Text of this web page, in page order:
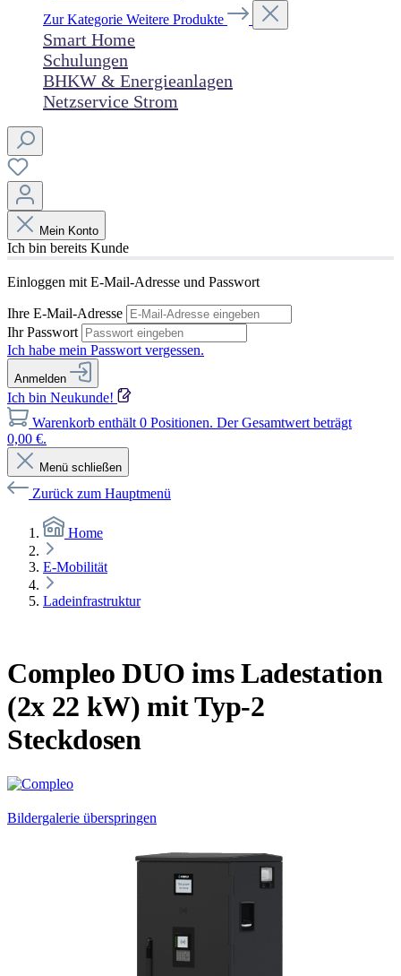
Zur Kategorie Weitere Produkte
Smart Home
Schulungen
BHKW & Energieanlagen
Netzservice Strom
Mein Konto
Ich bin bereits Kunde
Einloggen mit E-Mail-Adresse und Passwort
Ihre E-Mail-Adresse
Ihr Passwort
Ich habe mein Passwort vergessen.
Anmelden
Ich bin Neukunde!
Warenkorb enthält 0 Positionen. Der Gesamtwert beträgt
0,00 €.
Menü schließen
Zurück zum Hauptmenü
Home
E-Mobilität
Ladeinfrastruktur
Compleo DUO ims Ladestation
(2x 22 kW) mit Typ-2
Steckdosen
Bildergalerie überspringen